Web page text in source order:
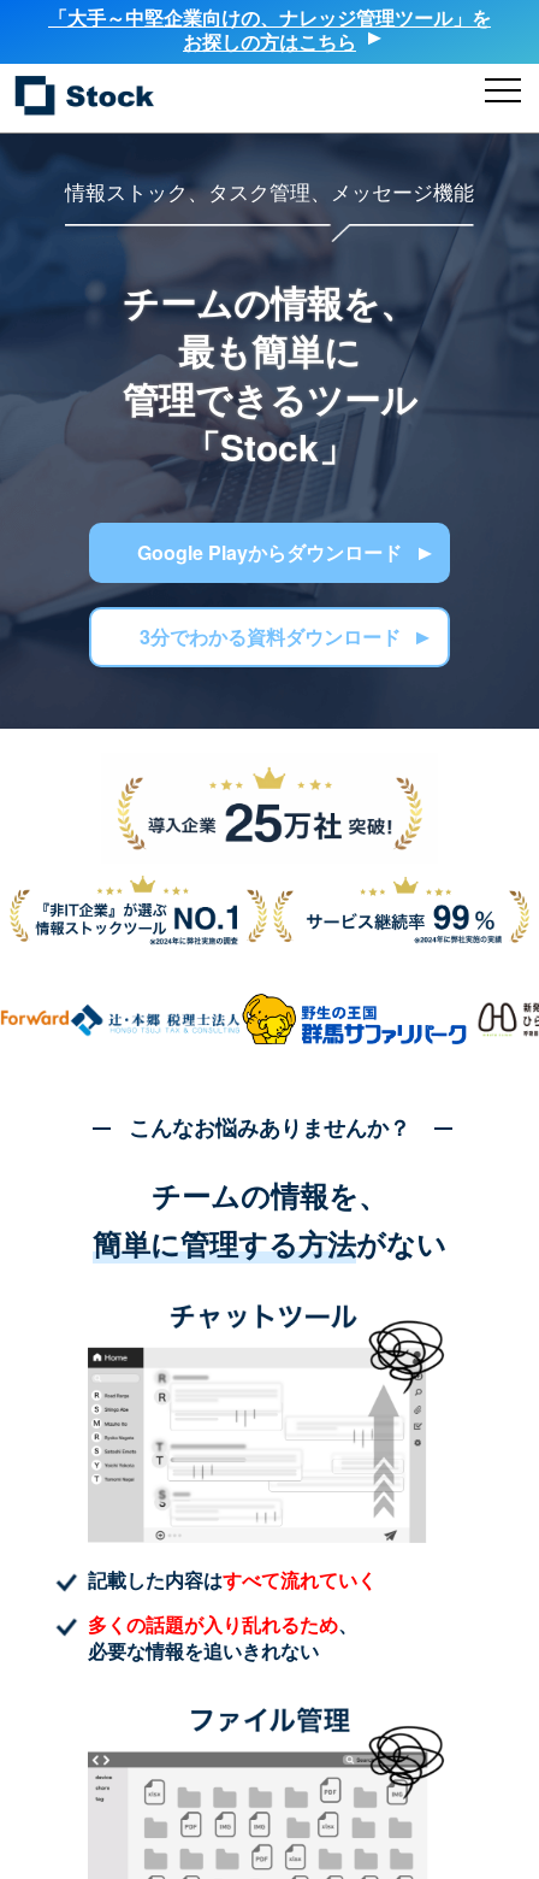
「大手～中堅企業向けの、ナレッジ管理ツール」を
お探しの方はこちら
情報ストック、タスク管理、メッセージ機能
チームの情報を、
最も簡単に
管理できるツール
「Stock」
Google Playからダウンロード
3分でわかる資料ダウンロード
こんなお悩みありませんか？
チームの情報を、
簡単に管理する方法がない
記載した内容はすべて流れていく
多くの話題が入り乱れるため、
必要な情報を追いきれない